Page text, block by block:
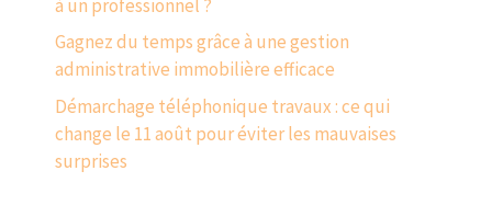
à un professionnel ?
Gagnez du temps grâce à une gestion
administrative immobilière efficace
Démarchage téléphonique travaux : ce qui
change le 11 août pour éviter les mauvaises
surprises